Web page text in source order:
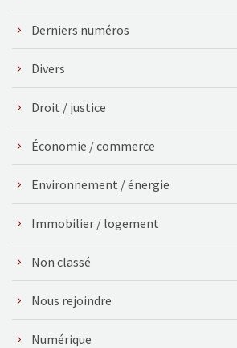
Derniers numéros
Divers
Droit / justice
Économie / commerce
Environnement / énergie
Immobilier / logement
Non classé
Nous rejoindre
Numérique